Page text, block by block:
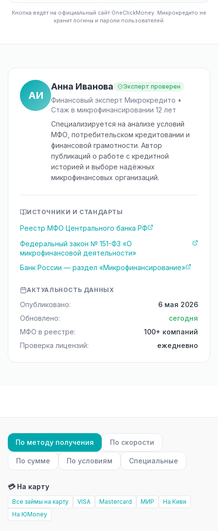
Кнопка ведёт на официальный сайт OneClickMoney. Микрокредито не
хранит логины и пароли пользователей.
АИ
Анна Иванова Эксперт проверен
Финансовый эксперт Микрокредито •
Стаж в микрофинансировании 12 лет
Специализируется на анализе условий
МФО, потребительском кредитовании и
финансовой грамотности. Автор
публикаций о работе с кредитной
историей и выборе надёжных
микрофинансовых организаций.
ИСТОЧНИКИ И СТАНДАРТЫ
Реестр МФО Центрального банка РФ
Федеральный закон № 151-ФЗ «О
микрофинансовой деятельности»
Банк России — раздел «Микрофинансирование»
АКТУАЛЬНОСТЬ ДАННЫХ
Опубликовано:
6 мая 2026
Обновлено:
сегодня
МФО в реестре:
100+ компаний
Проверка лицензий:
ежедневно
По методу получения По скорости
По сумме По условиям Специальные
💳 На карту
Все займы на карту VISA Mastercard МИР
На Киви
На ЮMoney